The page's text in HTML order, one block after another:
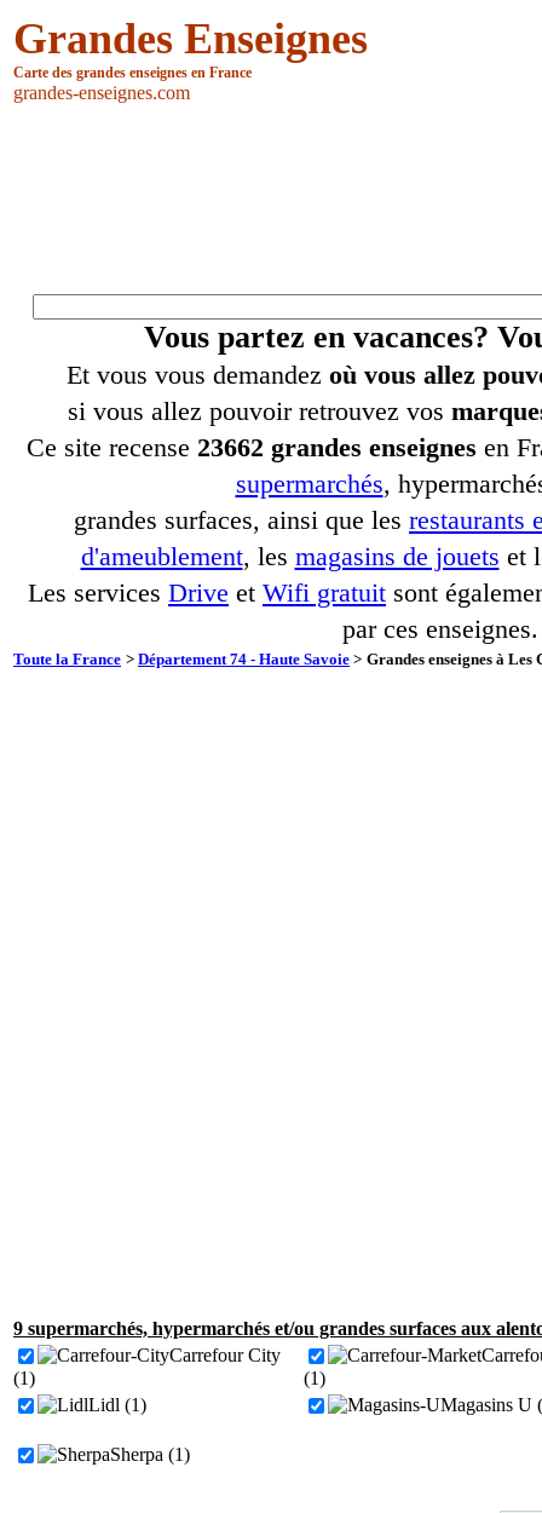
Grandes Enseignes
Carte des grandes enseignes en France
grandes-enseignes.com
Vous partez en vacances?
Et vous vous demandez où vous allez
si vous allez pouvoir retrouvez vos
Ce site recense 23662 grandes enseignes en
supermarchés,
grandes surfaces, ainsi que les restaurants
d'ameublement, les magasins de jouets et
Les services Drive et Wifi gratuit sont
par ces enseignes.
Toute la France > Département 74 - Haute Savoie > Grandes enseignes à Les
9 supermarchés, hypermarchés et/ou grandes surfaces aux
Carrefour City
(1)
(1)
Lidl (1)
Magasins U
Sherpa (1)